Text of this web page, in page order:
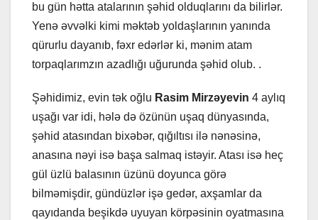
bu gün hətta atalarının şəhid olduqlarını da bilirlər.
Yenə əvvəlki kimi məktəb yoldaşlarının yanında
qürurlu dayanıb, fəxr edərlər ki, mənim atam
torpaqlarımzın azadlığı uğurunda şəhid olub. .
Şəhidimiz, evin tək oğlu Rasim Mirzəyevin 4 aylıq
uşağı var idi, hələ də özünün uşaq dünyasında,
şəhid atasından bixəbər, qığıltısı ilə nənəsinə,
anasına nəyi isə başa salmaq istəyir. Atası isə heç
gül üzlü balasının üzünü doyunca görə
bilməmişdir, gündüzlər işə gedər, axşamlar da
qayıdanda beşikdə uyuyan körpəsinin oyatmasına